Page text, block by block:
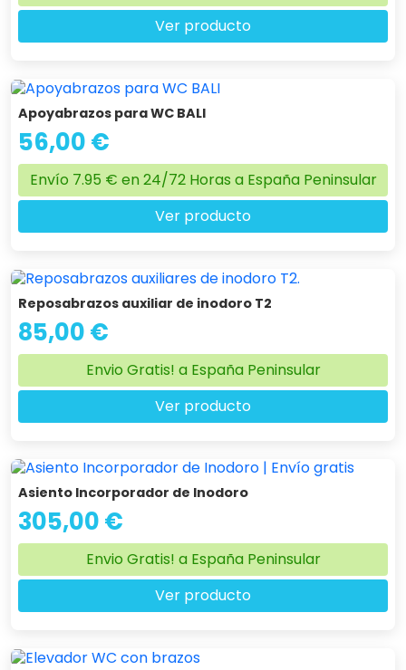
Ver producto
Apoyabrazos para WC BALI
56,00 €
Envío 7.95 € en 24/72 Horas a España Peninsular
Ver producto
Reposabrazos auxiliar de inodoro T2
85,00 €
Envio Gratis! a España Peninsular
Ver producto
Asiento Incorporador de Inodoro
305,00 €
Envio Gratis! a España Peninsular
Ver producto